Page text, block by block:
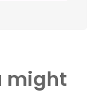
might